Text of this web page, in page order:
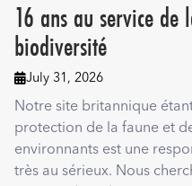
16 ans au service
biodiversité
July 31, 2026
Notre site britannique
protection de la faune et
environnants est une
très au sérieux. Nous